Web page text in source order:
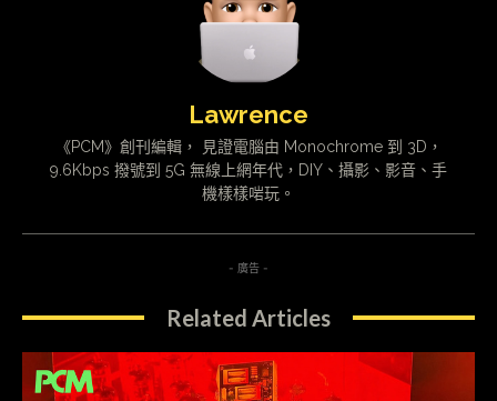
Lawrence
《PCM》創刊編輯， 見證電腦由 Monochrome 到 3D，
9.6Kbps 撥號到 5G 無線上網年代，DIY、攝影、影音、手
機樣樣啱玩。
- 廣告 -
Related Articles